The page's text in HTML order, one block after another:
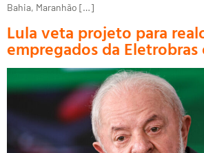
Bahia, Maranhão […]
Lula veta projeto para
empregados da